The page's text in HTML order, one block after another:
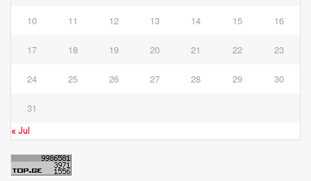
10 11 12 13 14 15 16
17 18 19 20 21 22 23
24 25 26 27 28 29 30
31
« Jul